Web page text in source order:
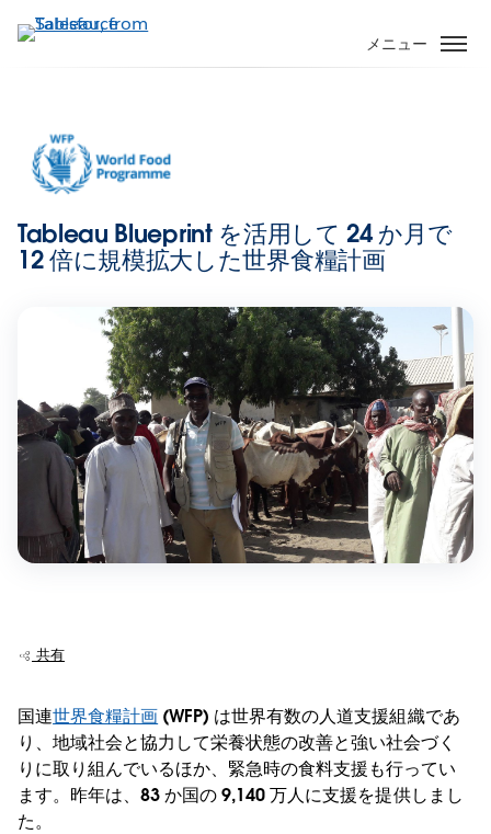
イ
に
メニュー
Tableau Blueprint を活用して 24 か月で
12 倍に規模拡大した世界食糧計画
共有
国連世界食糧計画 (WFP) は世界有数の人道支援組織であ
り、地域社会と協力して栄養状態の改善と強い社会づく
りに取り組んでいるほか、緊急時の食料支援も行ってい
ます。昨年は、83 か国の 9,140 万人に支援を提供しまし
た。